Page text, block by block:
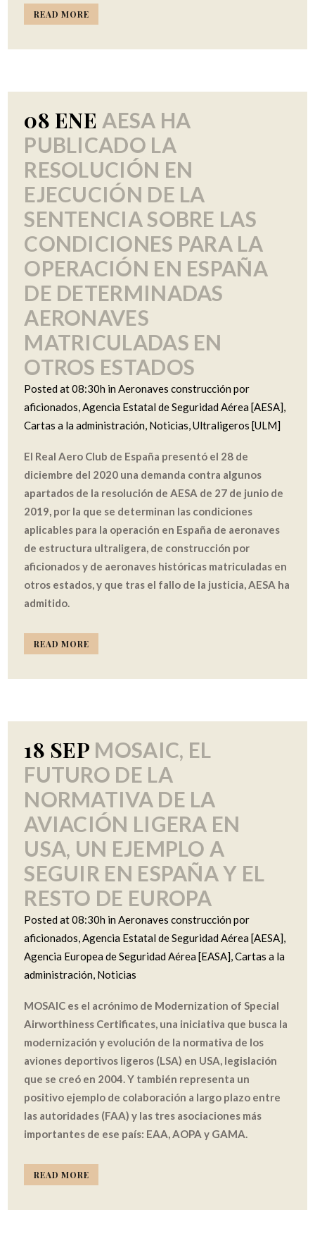
READ MORE
08 ENE AESA HA
PUBLICADO LA
RESOLUCIÓN EN
EJECUCIÓN DE LA
SENTENCIA SOBRE LAS
CONDICIONES PARA LA
OPERACIÓN EN ESPAÑA
DE DETERMINADAS
AERONAVES
MATRICULADAS EN
OTROS ESTADOS
Posted at 08:30h inAeronaves construcción por
aficionados,Agencia Estatal de Seguridad Aérea [AESA],
Cartas a la administración, Noticias,Ultraligeros [ULM]
El Real Aero Club de España presentó el 28 de
diciembre del 2020 una demanda contra algunos
apartados de la resolución de AESA de 27 de junio de
2019, por la que se determinan las condiciones
aplicables para la operación en España de aeronaves
de estructura ultraligera, de construcción por
aficionados y de aeronaves históricas matriculadas en
otros estados, y que tras el fallo de la justicia, AESA ha
admitido.
READ MORE
18 SEP MOSAIC, EL
FUTURO DE LA
NORMATIVA DE LA
AVIACIÓN LIGERA EN
USA, UN EJEMPLO A
SEGUIR EN ESPAÑA Y EL
RESTO DE EUROPA
Posted at 08:30h inAeronaves construcción por
aficionados,Agencia Estatal de Seguridad Aérea [AESA],
Agencia Europea de Seguridad Aérea [EASA],Cartas a la
administración, Noticias
MOSAIC es el acrónimo de Modernization of Special
Airworthiness Certificates, una iniciativa que busca la
modernización y evolución de la normativa de los
aviones deportivos ligeros (LSA) en USA, legislación
que se creó en 2004. Y también representa un
positivo ejemplo de colaboración a largo plazo entre
las autoridades (FAA) y las tres asociaciones más
importantes de ese país: EAA, AOPA y GAMA.
READ MORE